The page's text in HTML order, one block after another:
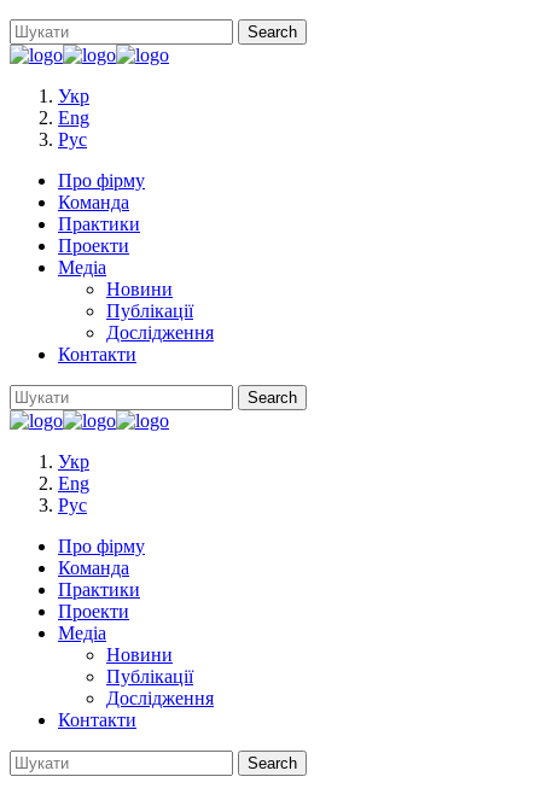
Укр
Eng
Рус
Про фірму
Команда
Практики
Проекти
Медіа
Новини
Публікації
Дослідження
Контакти
Укр
Eng
Рус
Про фірму
Команда
Практики
Проекти
Медіа
Новини
Публікації
Дослідження
Контакти